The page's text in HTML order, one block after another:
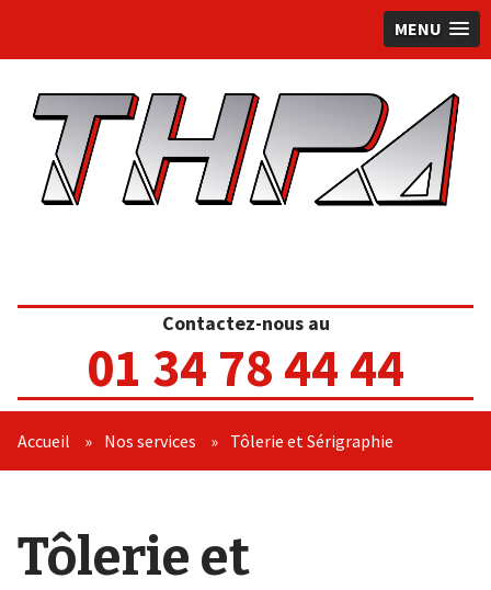
MENU
Contactez-nous au
01 34 78 44 44
Accueil » Nos services » Tôlerie et Sérigraphie
Tôlerie et